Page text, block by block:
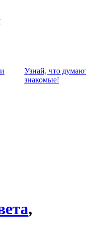
Узнай, что
знакомые!
,